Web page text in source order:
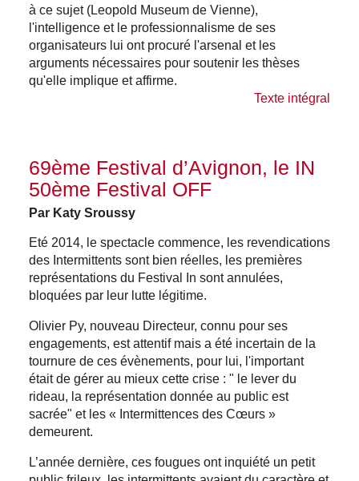
à ce sujet (Leopold Museum de Vienne),
l'intelligence et le professionnalisme de ses
organisateurs lui ont procuré l'arsenal et les
arguments nécessaires pour soutenir les thèses
qu'elle implique et affirme.
Texte intégral
69ème Festival d’Avignon, le IN
50ème Festival OFF
Par Katy Sroussy
Eté 2014, le spectacle commence, les revendications
des Intermittents sont bien réelles, les premières
représentations du Festival In sont annulées,
bloquées par leur lutte légitime.
Olivier Py, nouveau Directeur, connu pour ses
engagements, est attentif mais a été incertain de la
tournure de ces évènements, pour lui, l'important
était de gérer au mieux cette crise : " le lever du
rideau, la représentation donnée au public est
sacrée" et les « Intermittences des Cœurs »
demeurent.
L’année dernière, ces fougues ont inquiété un petit